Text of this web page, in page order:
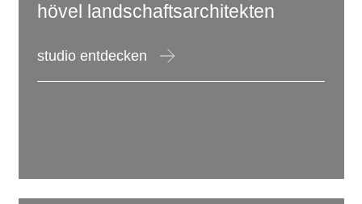
hövel landschaftsarchitekten
studio entdecken